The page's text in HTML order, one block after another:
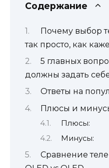
Содержание
Почему выбор
так просто, как
5 главных
должны задать
Ответы на
Плюсы и
Плюсы:
Минусы:
Сравнение